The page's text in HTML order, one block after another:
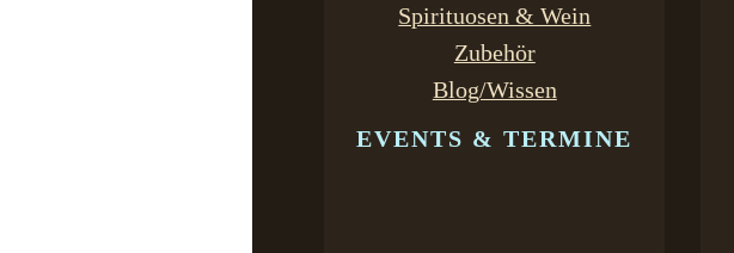
Spirituosen & Wein
Zubehör
Blog/Wissen
EVENTS & TERMINE